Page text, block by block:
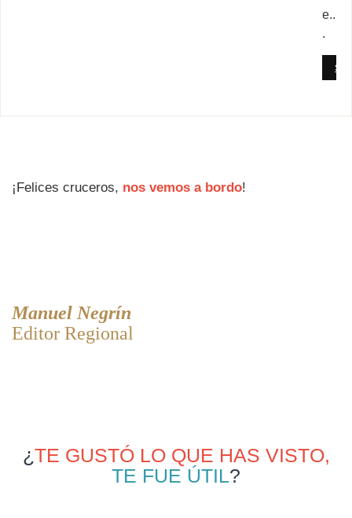
e..
.
¡Felices cruceros, nos vemos a bordo!
Manuel Negrín
Editor Regional
¿TE GUSTÓ LO QUE HAS VISTO,
TE FUE ÚTIL?